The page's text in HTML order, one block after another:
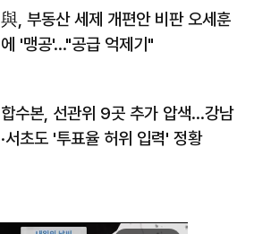
與, 부동산 세제 개편안 비판 오세훈
에 '맹공'…"공급 억제기"
합수본, 선관위 9곳 추가 압색…강남
·서초도 '투표율 허위 입력' 정황